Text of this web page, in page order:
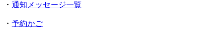
・ 通知メッセージ一覧
・ 予約かご